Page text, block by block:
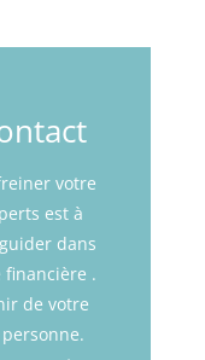
votre
est à
dans
financière .
de votre